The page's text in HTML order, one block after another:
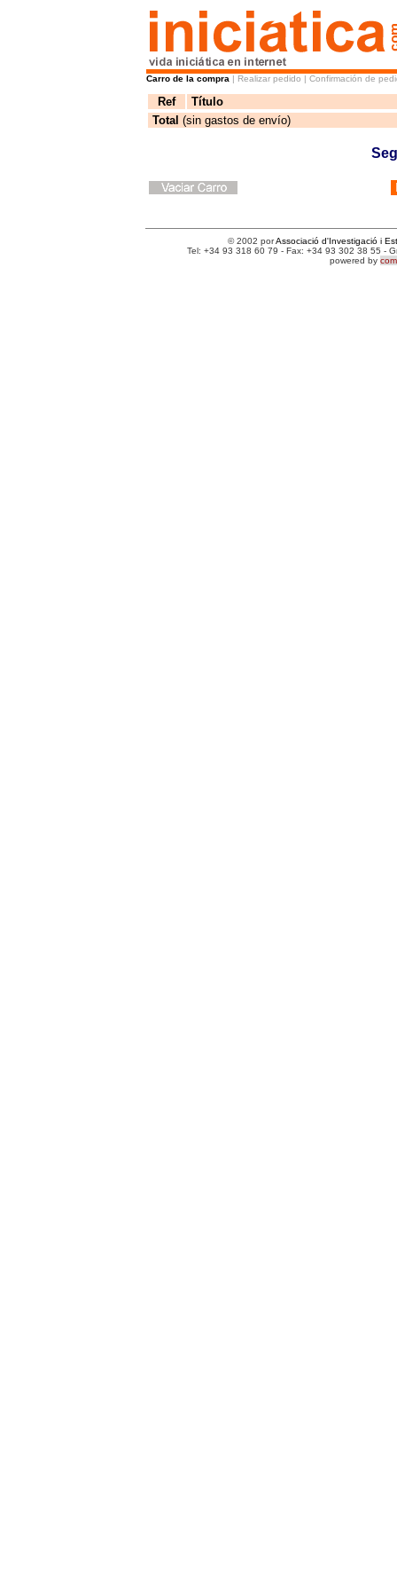
Carro de la compra | Realizar pedido | Confirmación de
Ref
Título
Total (sin gastos de envío)
© 2002 porAssociació d'Investigació i
Tel: +34 93 318 60 79 - Fax: +34 93 302 38 55 -
powered by